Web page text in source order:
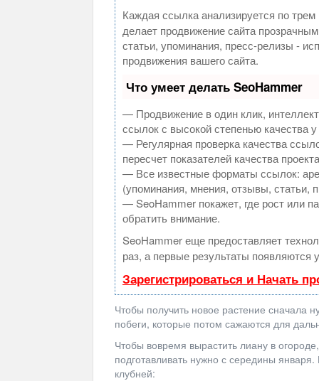
Каждая ссылка анализируется по
делает продвижение сайта
статьи, упоминания, пресс-релизы -
продвижения вашего сайта.
Что умеет делать SeoHammer
— Продвижение в один клик,
ссылок с высокой степенью качества
— Регулярная проверка качества
пересчет показателей качества
— Все известные форматы ссылок:
(упоминания, мнения, отзывы, статьи,
— SeoHammer покажет, где рост или
обратить внимание.
SeoHammer еще предоставляет
раз, а первые результаты появляются
Зарегистрироваться и Начать
Чтобы получить новое растение сначала
побеги, которые потом сажаются для
Чтобы вовремя вырастить лиану в
подготавливать нужно с середины
клубней: